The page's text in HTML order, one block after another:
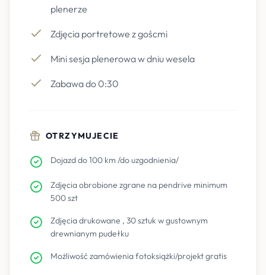
plenerze
Zdjęcia portretowe z goścmi
Mini sesja plenerowa w dniu wesela
Zabawa do 0:30
OTRZYMUJECIE
Dojazd do 100 km /do uzgodnienia/
Zdjęcia obrobione zgrane na pendrive minimum
500 szt
Zdjęcia drukowane , 30 sztuk w gustownym
drewnianym pudełku
Możliwość zamówienia fotoksiążki/projekt gratis